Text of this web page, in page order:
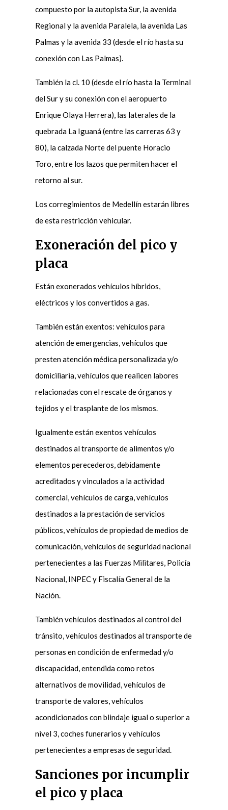
compuesto por la autopista Sur, la avenida
Regional y la avenida Paralela, la avenida Las
Palmas y la avenida 33 (desde el río hasta su
conexión con Las Palmas).
También la cl. 10 (desde el río hasta la Terminal
del Sur y su conexión con el aeropuerto
Enrique Olaya Herrera), las laterales de la
quebrada La Iguaná (entre las carreras 63 y
80), la calzada Norte del puente Horacio
Toro, entre los lazos que permiten hacer el
retorno al sur.
Los corregimientos de Medellín estarán libres
de esta restricción vehicular.
Exoneración del pico y
placa
Están exonerados vehículos híbridos,
eléctricos y los convertidos a gas.
También están exentos: vehículos para
atención de emergencias, vehículos que
presten atención médica personalizada y/o
domiciliaria, vehículos que realicen labores
relacionadas con el rescate de órganos y
tejidos y el trasplante de los mismos.
Igualmente están exentos vehículos
destinados al transporte de alimentos y/o
elementos perecederos, debidamente
acreditados y vinculados a la actividad
comercial, vehículos de carga, vehículos
destinados a la prestación de servicios
públicos, vehículos de propiedad de medios de
comunicación, vehículos de seguridad nacional
pertenecientes a las Fuerzas Militares, Policía
Nacional, INPEC y Fiscalía General de la
Nación.
También vehículos destinados al control del
tránsito, vehículos destinados al transporte de
personas en condición de enfermedad y/o
discapacidad, entendida como retos
alternativos de movilidad, vehículos de
transporte de valores, vehículos
acondicionados con blindaje igual o superior a
nivel 3, coches funerarios y vehículos
pertenecientes a empresas de seguridad.
Sanciones por incumplir
el pico y placa